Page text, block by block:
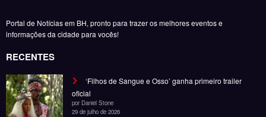
Portal de Notícias em BH, pronto para trazer os melhores eventos e
informações da cidade para vocês!
RECENTES
‘Filhos de Sangue e Osso’ ganha primeiro trailer
oficial
por Daniel Stone
29 de julho de 2026